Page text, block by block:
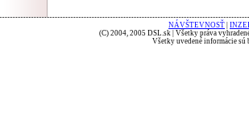
NÁVŠTEVNOSŤ
(C) 2004, 2005 DSL.sk | Všetky práva
Všetky uvedené informácie sú